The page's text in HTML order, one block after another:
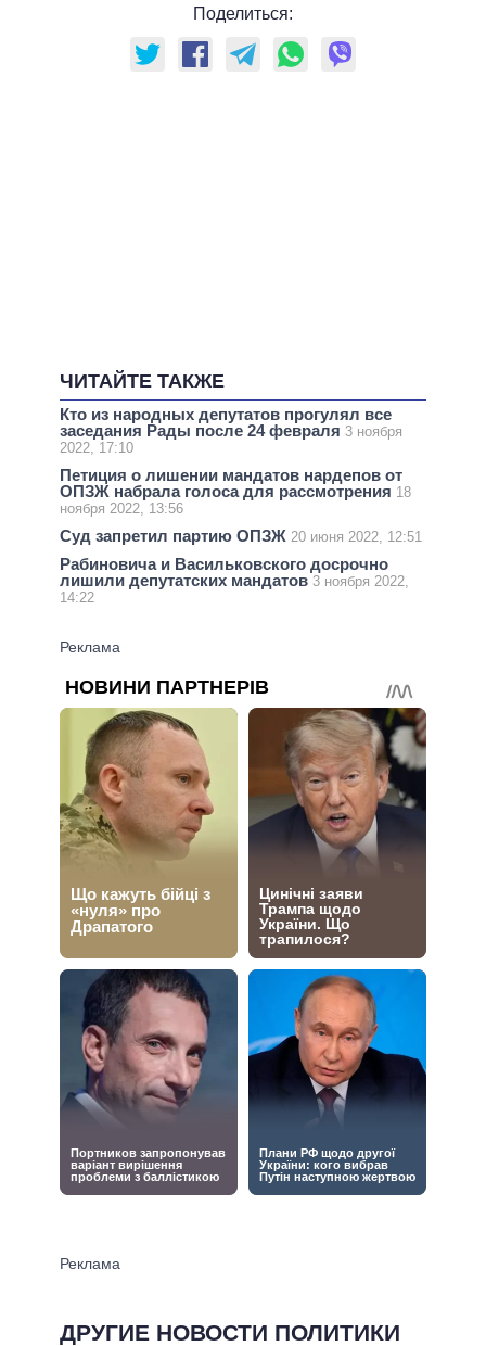
Поделиться:
ЧИТАЙТЕ ТАКЖЕ
Кто из народных депутатов прогулял все
заседания Рады после 24 февраля 3 ноября
2022, 17:10
Петиция о лишении мандатов нардепов от
ОПЗЖ набрала голоса для рассмотрения 18
ноября 2022, 13:56
Суд запретил партию ОПЗЖ 20 июня 2022, 12:51
Рабиновича и Васильковского досрочно
лишили депутатских мандатов 3 ноября 2022,
14:22
ДРУГИЕ НОВОСТИ ПОЛИТИКИ